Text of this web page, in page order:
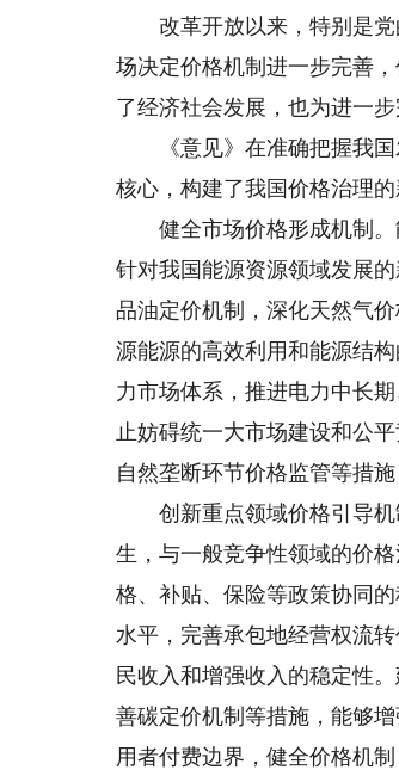
改革开放以来，特别是党
场决定价格机制进一步完善
了经济社会发展，也为进一
《意见》在准确把握我国
核心，构建了我国价格治理的
健全市场价格形成机制。
针对我国能源资源领域发展
品油定价机制，深化天然气
源能源的高效利用和能源结
力市场体系，推进电力中长
止妨碍统一大市场建设和公
自然垄断环节价格监管等措
创新重点领域价格引导机
生，与一般竞争性领域的价
格、补贴、保险等政策协同
水平，完善承包地经营权流
民收入和增强收入的稳定性
善碳定价机制等措施，能够
用者付费边界，健全价格机